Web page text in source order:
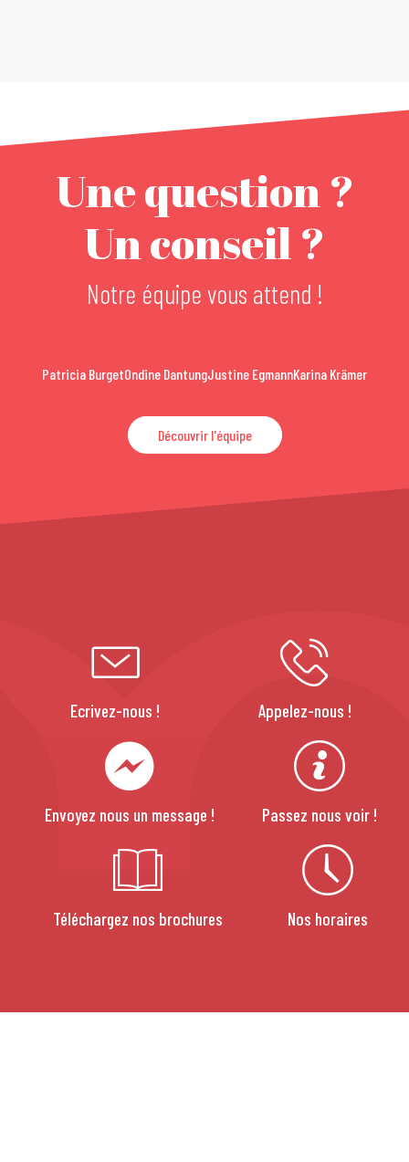
Une question ?
Un conseil ?
Notre équipe vous attend !
Patricia BurgetOndine DantungJustine EgmannKarina Krämer
Découvrir l'équipe
Ecrivez-nous ! Appelez-nous !
Envoyez nous un message ! Passez nous voir !
Téléchargez nos brochures Nos horaires